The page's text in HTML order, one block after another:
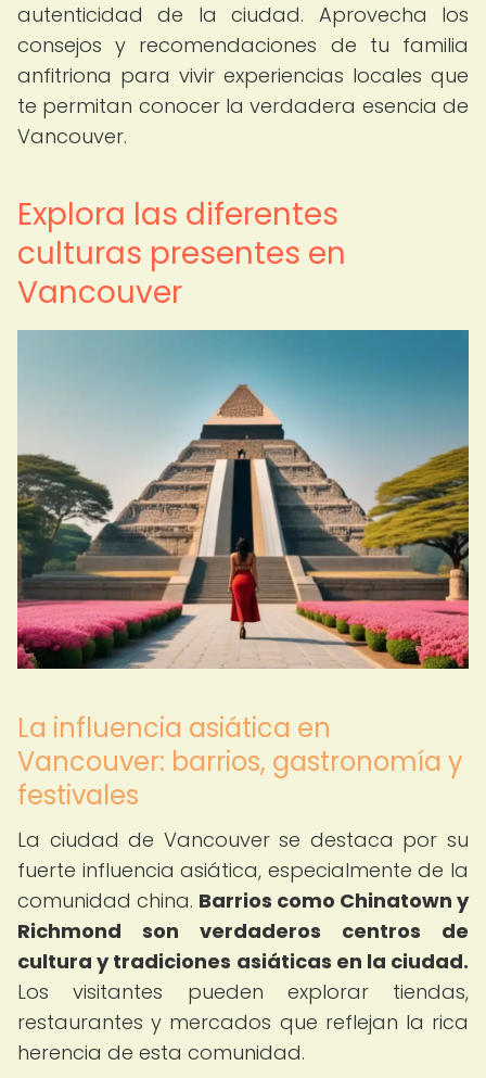
autenticidad de la ciudad. Aprovecha los
consejos y recomendaciones de tu familia
anfitriona para vivir experiencias locales que
te permitan conocer la verdadera esencia de
Vancouver.
Explora las diferentes
culturas presentes en
Vancouver
La influencia asiática en
Vancouver: barrios, gastronomía y
festivales
La ciudad de Vancouver se destaca por su
fuerte influencia asiática, especialmente de la
comunidad china. Barrios como Chinatown y
Richmond son verdaderos centros de
cultura y tradiciones asiáticas en la ciudad.
Los visitantes pueden explorar tiendas,
restaurantes y mercados que reflejan la rica
herencia de esta comunidad.